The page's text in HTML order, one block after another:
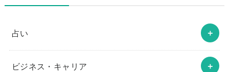
占い
ビジネス・キャリア